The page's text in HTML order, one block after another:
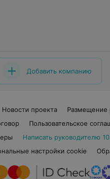
Добавить компанию
Новости проекта Размещение
Пользовательское
Написать руководителю
настройки cookie